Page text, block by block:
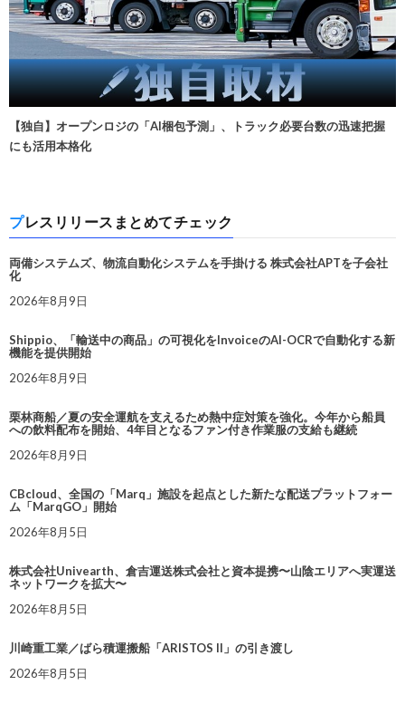
【独自】オープンロジの「AI梱包予測」、トラック必要台数の迅速把握
にも活用本格化
プレスリリースまとめてチェック
両備システムズ、物流自動化システムを手掛ける 株式会社APTを子会社
化
2026年8月9日
Shippio、「輸送中の商品」の可視化をInvoiceのAI-OCRで自動化する新
機能を提供開始
2026年8月9日
栗林商船／夏の安全運航を支えるため熱中症対策を強化。今年から船員
への飲料配布を開始、4年目となるファン付き作業服の支給も継続
2026年8月9日
CBcloud、全国の「Marq」施設を起点とした新たな配送プラットフォー
ム「MarqGO」開始
2026年8月5日
株式会社Univearth、倉吉運送株式会社と資本提携〜山陰エリアへ実運送
ネットワークを拡大〜
2026年8月5日
川崎重工業／ばら積運搬船「ARISTOS II」の引き渡し
2026年8月5日